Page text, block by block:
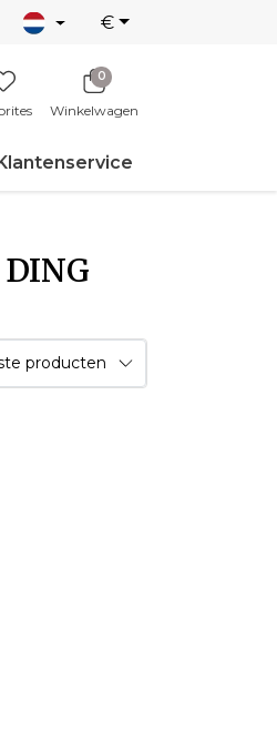
€
0
Winkelwagen